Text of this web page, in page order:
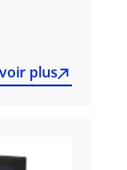
plus